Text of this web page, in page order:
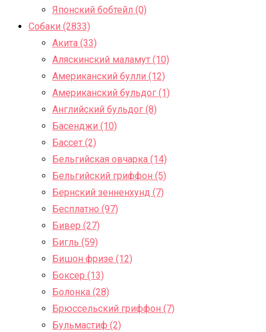
Японский бобтейл (0)
Собаки (2833)
Акита (33)
Аляскинский маламут (10)
Американский булли (12)
Американский бульдог (1)
Английский бульдог (8)
Басенджи (10)
Бассет (2)
Бельгийская овчарка (14)
Бельгийский гриффон (5)
Бернский зенненхунд (7)
Бесплатно (97)
Бивер (27)
Бигль (59)
Бишон фризе (12)
Боксер (13)
Болонка (28)
Брюссельский гриффон (7)
Бульмастиф (2)